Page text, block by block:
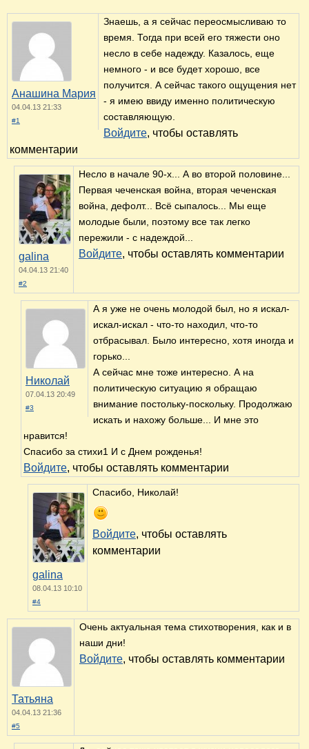
Анашина Мария
04.04.13 21:33
#1
Знаешь, а я сейчас переосмысливаю то
время. Тогда при всей его тяжести оно
несло в себе надежду. Казалось, еще
немного - и все будет хорошо, все
получится. А сейчас такого ощущения нет
- я имею ввиду именно политическую
составляющую.
Войдите, чтобы оставлять
комментарии
galina
04.04.13 21:40
#2
Несло в начале 90-х... А во второй половине...
Первая чеченская война, вторая чеченская
война, дефолт... Всё сыпалось... Мы еще
молодые были, поэтому все так легко
пережили - с надеждой...
Войдите, чтобы оставлять комментарии
Николай
07.04.13 20:49
#3
А я уже не очень молодой был, но я искал-
искал-искал - что-то находил, что-то
отбрасывал. Было интересно, хотя иногда и
горько...
А сейчас мне тоже интересно. А на
политическую ситуацию я обращаю
внимание постольку-поскольку. Продолжаю
искать и нахожу больше... И мне это
нравится!
Спасибо за стихи1 И с Днем рожденья!
Войдите, чтобы оставлять комментарии
galina
08.04.13 10:10
#4
Спасибо, Николай!
Войдите, чтобы оставлять
комментарии
Татьяна
04.04.13 21:36
#5
Очень актуальная тема стихотворения, как и в
наши дни!
Войдите, чтобы оставлять комментарии